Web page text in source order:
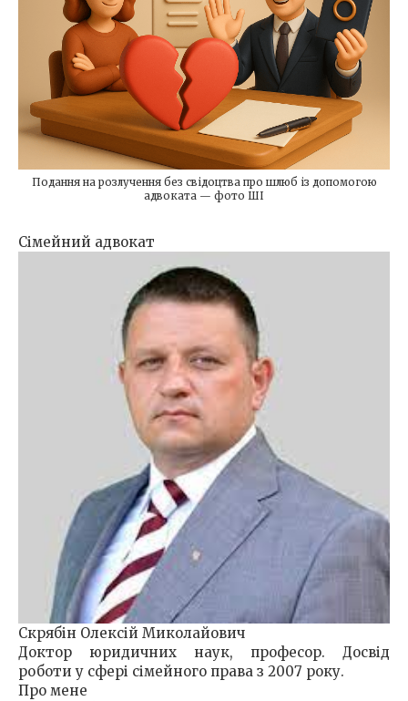
Подання на розлучення без свідоцтва про шлюб із допомогою
адвоката — фото ШІ
Сімейний адвокат
Скрябін Олексій Миколайович
Доктор юридичних наук, професор. Досвід
роботи у сфері сімейного права з 2007 року.
Про мене